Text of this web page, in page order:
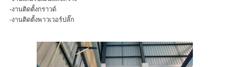
-งานติดตั้งกราวด์
-งานติดตั้งพาวเวอร์ปลั๊ก